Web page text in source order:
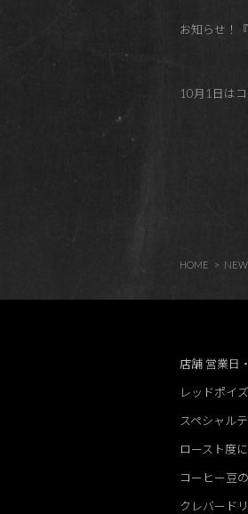
お知らせ！
10月1日は
HOME
店舗 営業日
レッドポイ
スペシャル
ロースト度
コーヒー豆
クレバード